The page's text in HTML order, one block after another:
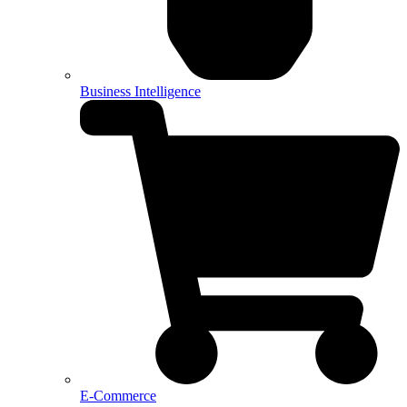
Business Intelligence
E-Commerce